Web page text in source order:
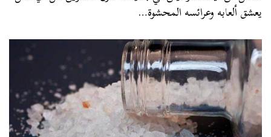
يعشق ألعابه وعرائسه المحشوة…